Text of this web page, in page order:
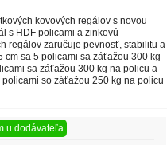
kovových regálov s novou
s HDF policami a zinkovú
regálov zaručuje pevnosť, stabilitu a
cm sa 5 policami sa záťažou 300 kg
sa záťažou 300 kg na policu a
so záťažou 250 kg na policu
u dodávateľa